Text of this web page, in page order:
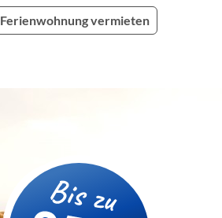
Ferienwohnung vermieten